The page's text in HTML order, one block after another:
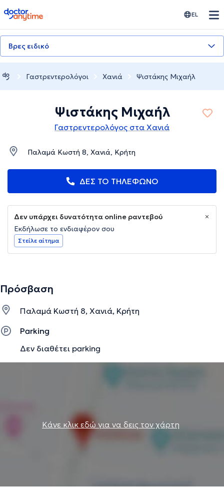
doctoranytime EL
Βρες ειδικό
Γαστρεντερολόγοι Χανιά Ψιστάκης Μιχαήλ
Ψιστάκης Μιχαήλ
Γαστρεντερολόγος στα Χανιά
Παλαμά Κωστή 8, Χανιά, Κρήτη
ΔΕΣ ΤΟ ΤΗΛΕΦΩΝΟ
Δεν υπάρχει δυνατότητα online ραντεβού
Εκδήλωσε το ενδιαφέρον σου
Στείλε αίτημα
Πρόσβαση
Παλαμά Κωστή 8, Χανιά, Κρήτη
Parking
Δεν διαθέτει parking
Κάνε κλικ εδώ για να δεις τον χάρτη